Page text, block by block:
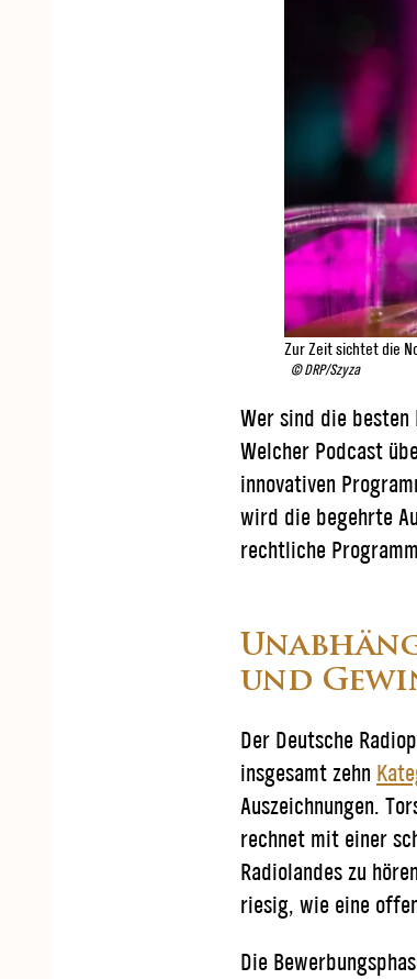
Zur Zeit sichtet die
© DRP/Szyza
Wer sind die besten
Welcher Podcast
innovativen
wird die begehrte
rechtliche
und
Der Deutsche
insgesamt zehn
Auszeichnungen.
rechnet mit einer
Radiolandes zu
riesig, wie eine
Die